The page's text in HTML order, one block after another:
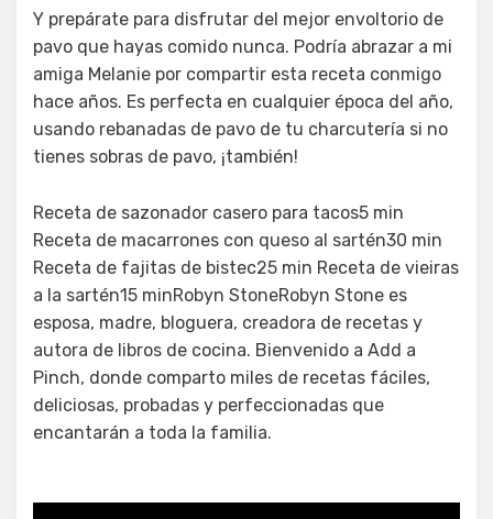
Y prepárate para disfrutar del mejor envoltorio de
pavo que hayas comido nunca. Podría abrazar a mi
amiga Melanie por compartir esta receta conmigo
hace años. Es perfecta en cualquier época del año,
usando rebanadas de pavo de tu charcutería si no
tienes sobras de pavo, ¡también!
Receta de sazonador casero para tacos5 min
Receta de macarrones con queso al sartén30 min
Receta de fajitas de bistec25 min Receta de vieiras
a la sartén15 minRobyn StoneRobyn Stone es
esposa, madre, bloguera, creadora de recetas y
autora de libros de cocina. Bienvenido a Add a
Pinch, donde comparto miles de recetas fáciles,
deliciosas, probadas y perfeccionadas que
encantarán a toda la familia.